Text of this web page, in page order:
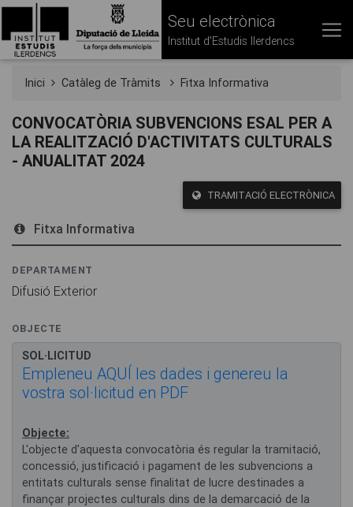
Seu electrònica
Institut d'Estudis Ilerdencs
Inici Catàleg de Tràmits Fitxa Informativa
CONVOCATÒRIA SUBVENCIONS ESAL PER A
LA REALITZACIÓ D'ACTIVITATS CULTURALS
- ANUALITAT 2024
TRAMITACIÓ ELECTRÒNICA
Fitxa Informativa
DEPARTAMENT
Difusió Exterior
OBJECTE
SOL·LICITUD
Empleneu AQUÍ les dades i genereu la
vostra sol·licitud en PDF
Objecte:
L'objecte d'aquesta convocatòria és regular la tramitació,
concessió, justificació i pagament de les subvencions a
entitats culturals sense finalitat de lucre destinades a
finançar projectes culturals dins de la demarcació de la